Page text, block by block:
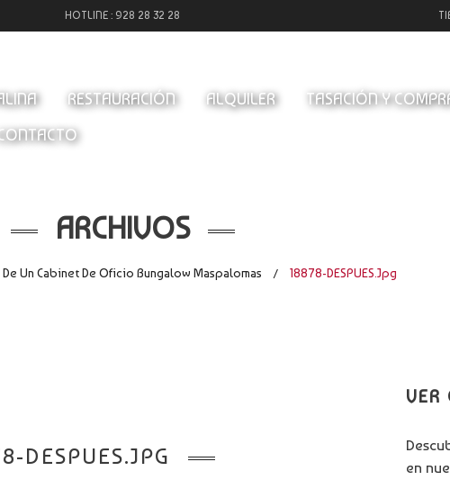
HOTLINE : 928 28 32 28
RESTAURACIÓN ALQUILER TASACIÓN Y
ARCHIVOS
De Un Cabinet De Oficio Bungalow Maspalomas / 18878-DESPUES.jpg
DESPUES.JPG
VER
en